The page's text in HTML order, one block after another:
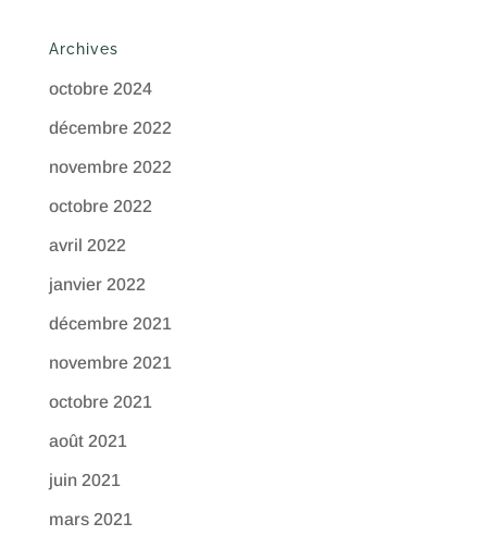
Archives
octobre 2024
décembre 2022
novembre 2022
octobre 2022
avril 2022
janvier 2022
décembre 2021
novembre 2021
octobre 2021
août 2021
juin 2021
mars 2021